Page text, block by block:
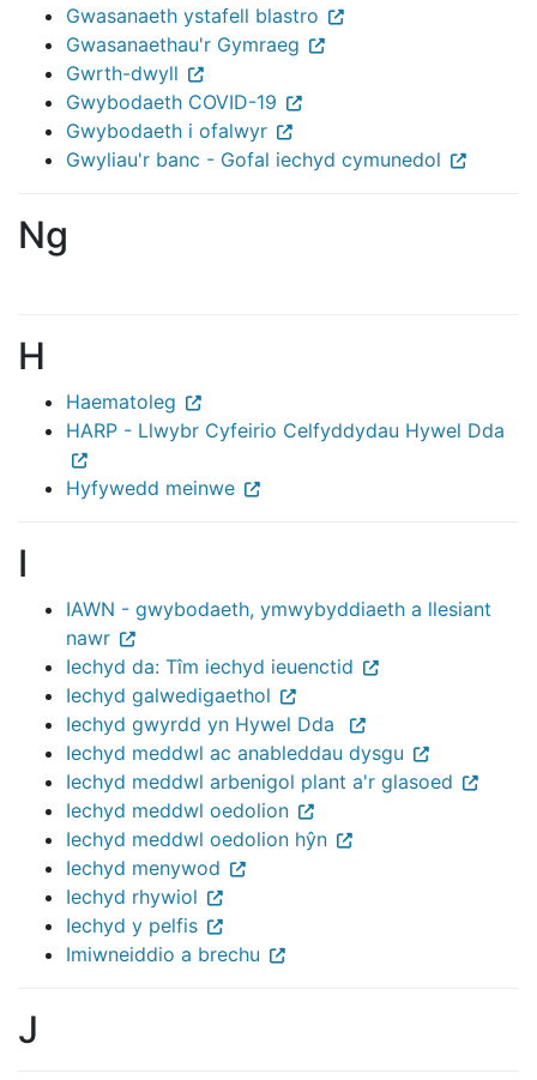
Gwasanaeth ystafell blastro
Gwasanaethau'r Gymraeg
Gwrth-dwyll
Gwybodaeth COVID-19
Gwybodaeth i ofalwyr
Gwyliau'r banc - Gofal iechyd cymunedol
Ng
H
Haematoleg
HARP - Llwybr Cyfeirio Celfyddydau Hywel Dda
Hyfywedd meinwe
I
IAWN - gwybodaeth, ymwybyddiaeth a llesiant
nawr
Iechyd da: Tîm iechyd ieuenctid
Iechyd galwedigaethol
Iechyd gwyrdd yn Hywel Dda
Iechyd meddwl ac anableddau dysgu
Iechyd meddwl arbenigol plant a'r glasoed
Iechyd meddwl oedolion
Iechyd meddwl oedolion hŷn
Iechyd menywod
Iechyd rhywiol
Iechyd y pelfis
Imiwneiddio a brechu
J